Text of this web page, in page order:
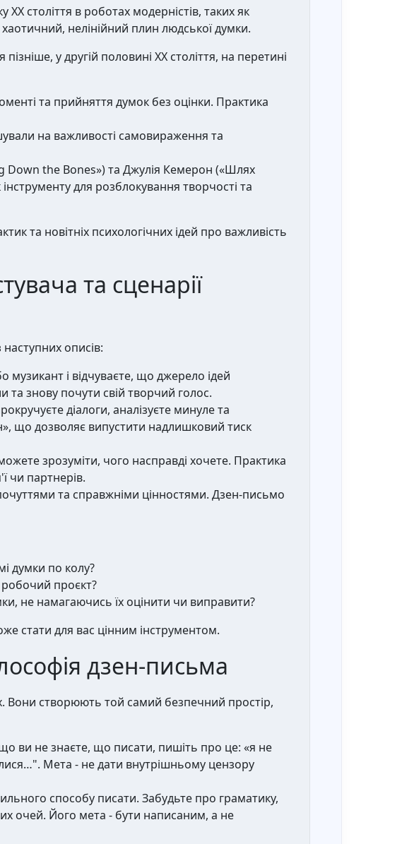
століття в роботах модерністів, таких як
нелінійний плин людської думки.
у другій половині XX століття, на перетині
та прийняття думок без оцінки. Практика
на важливості самовираження та
Down the Bones») та Джулія Кемерон («Шлях
для розблокування творчості та
та новітніх психологічних ідей про важливість
та сценарії
описів:
і відчуваєте, що джерело ідей
знову почути свій творчий голос.
діалоги, аналізуєте минуле та
що дозволяє випустити надлишковий тиск
зрозуміти, чого насправді хочете. Практика
чи партнерів.
та справжніми цінностями. Дзен-письмо
думки по колу?
проєкт?
не намагаючись їх оцінити чи виправити?
стати для вас цінним інструментом.
дзен-письма
Вони створюють той самий безпечний простір,
ви не знаєте, що писати, пишіть про це: «я не
Мета - не дати внутрішньому цензору
способу писати. Забудьте про граматику,
очей. Його мета - бути написаним, а не